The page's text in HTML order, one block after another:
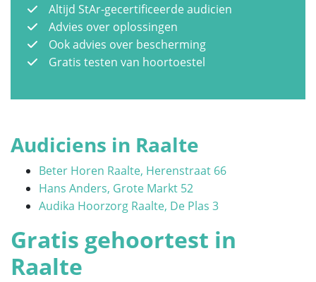
Altijd StAr-gecertificeerde audicien
Advies over oplossingen
Ook advies over bescherming
Gratis testen van hoortoestel
Audiciens in Raalte
Beter Horen Raalte, Herenstraat 66
Hans Anders, Grote Markt 52
Audika Hoorzorg Raalte, De Plas 3
Gratis gehoortest in
Raalte